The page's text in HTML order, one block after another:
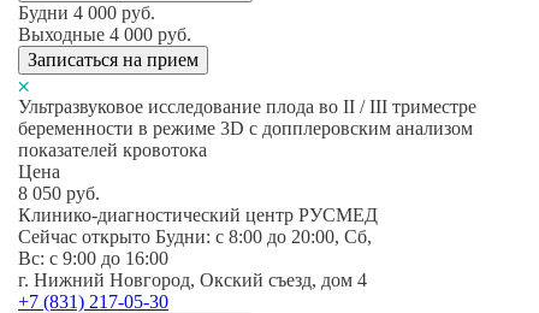
Будни 4 000 руб.
Выходные 4 000 руб.
Записаться на прием
Ультразвуковое исследование плода во II / III триместре
беременности в режиме 3D с допплеровским анализом
показателей кровотока
Цена
8 050 руб.
Клинико-диагностический центр РУСМЕД
Сейчас открыто Будни: c 8:00 до 20:00, Сб,
Вс: c 9:00 до 16:00
г. Нижний Новгород, Окский съезд, дом 4
+7 (831) 217-05-30